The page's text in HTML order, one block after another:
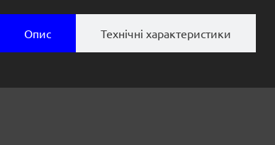
Опис Технічні характеристики